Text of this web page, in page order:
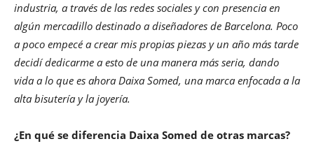
industria, a través de las redes sociales y con presencia en
algún mercadillo destinado a diseñadores de Barcelona. Poco
a poco empecé a crear mis propias piezas y un año más tarde
decidí dedicarme a esto de una manera más seria, dando
vida a lo que es ahora Daixa Somed, una marca enfocada a la
alta bisutería y la joyería.
¿En qué se diferencia Daixa Somed de otras marcas?